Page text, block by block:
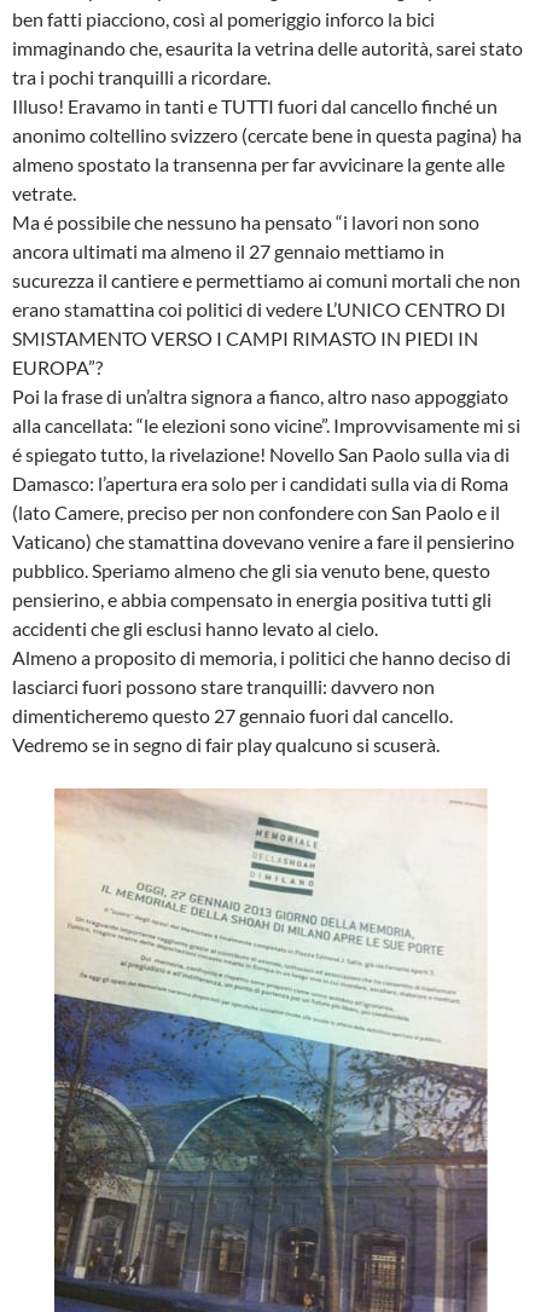
ben fatti piacciono, così al pomeriggio inforco la bici
immaginando che, esaurita la vetrina delle autorità, sarei stato
tra i pochi tranquilli a ricordare.
Illuso! Eravamo in tanti e TUTTI fuori dal cancello finché un
anonimo coltellino svizzero (cercate bene in questa pagina) ha
almeno spostato la transenna per far avvicinare la gente alle
vetrate.
Ma é possibile che nessuno ha pensato “i lavori non sono
ancora ultimati ma almeno il 27 gennaio mettiamo in
sucurezza il cantiere e permettiamo ai comuni mortali che non
erano stamattina coi politici di vedere L’UNICO CENTRO DI
SMISTAMENTO VERSO I CAMPI RIMASTO IN PIEDI IN
EUROPA”?
Poi la frase di un’altra signora a fianco, altro naso appoggiato
alla cancellata: “le elezioni sono vicine”. Improvvisamente mi si
é spiegato tutto, la rivelazione! Novello San Paolo sulla via di
Damasco: l’apertura era solo per i candidati sulla via di Roma
(lato Camere, preciso per non confondere con San Paolo e il
Vaticano) che stamattina dovevano venire a fare il pensierino
pubblico. Speriamo almeno che gli sia venuto bene, questo
pensierino, e abbia compensato in energia positiva tutti gli
accidenti che gli esclusi hanno levato al cielo.
Almeno a proposito di memoria, i politici che hanno deciso di
lasciarci fuori possono stare tranquilli: davvero non
dimenticheremo questo 27 gennaio fuori dal cancello.
Vedremo se in segno di fair play qualcuno si scuserà.